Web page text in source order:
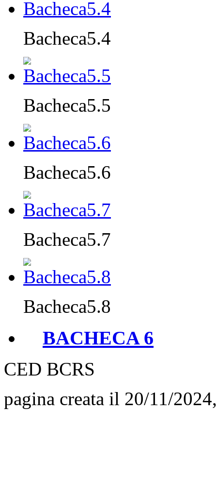
Bacheca5.4
Bacheca5.5
Bacheca5.6
Bacheca5.7
Bacheca5.8
BACHECA 6
CED BCRS
pagina creata il 20/11/